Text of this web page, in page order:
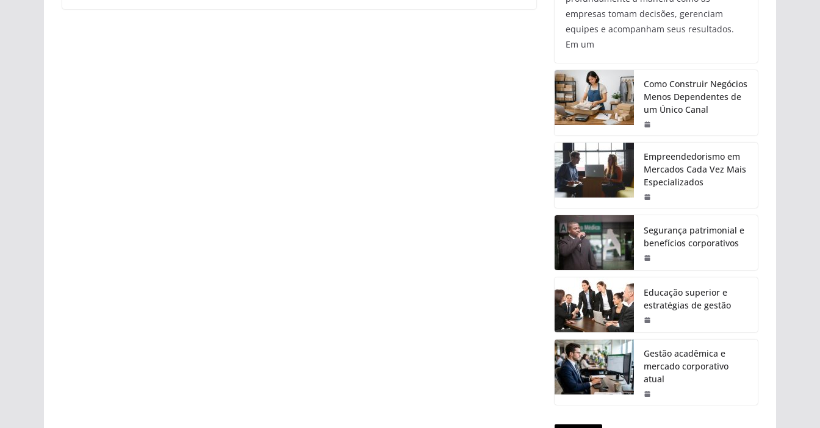
empresas tomam decisões, gerenciam
equipes e acompanham seus resultados.
Em um
Como Construir Negócios
Menos Dependentes de
um Único Canal
Empreendedorismo em
Mercados Cada Vez Mais
Especializados
Segurança patrimonial e
benefícios corporativos
Educação superior e
estratégias de gestão
Gestão acadêmica e
mercado corporativo
atual